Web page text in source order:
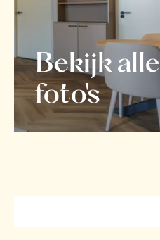
Bekijk alle
foto's